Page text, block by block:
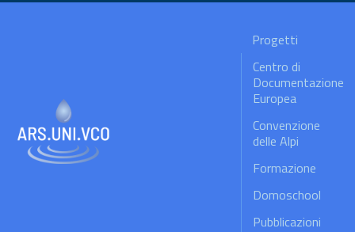
Progetti
Centro di
Documentazione
Europea
Convenzione
delle Alpi
Formazione
Domoschool
Pubblicazioni